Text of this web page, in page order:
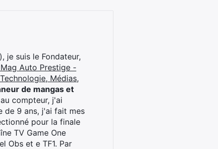
je suis le Fondateur,
Auto Prestige -
Médias,
de mangas et
compteur, j'ai
de 9 ans, j'ai fait mes
pour la finale
TV Game One
Obs et e TF1. Par